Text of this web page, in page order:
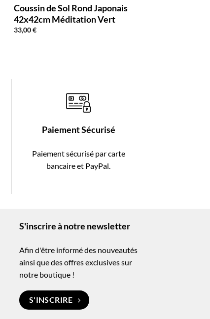
Coussin de Sol Rond Japonais
42x42cm Méditation Vert
33,00€
Paiement Sécurisé
Paiement sécurisé par carte
bancaire et PayPal.
S'inscrire à notre newsletter
Afin d'être informé des nouveautés
ainsi que des offres exclusives sur
notre boutique !
S'INSCRIRE